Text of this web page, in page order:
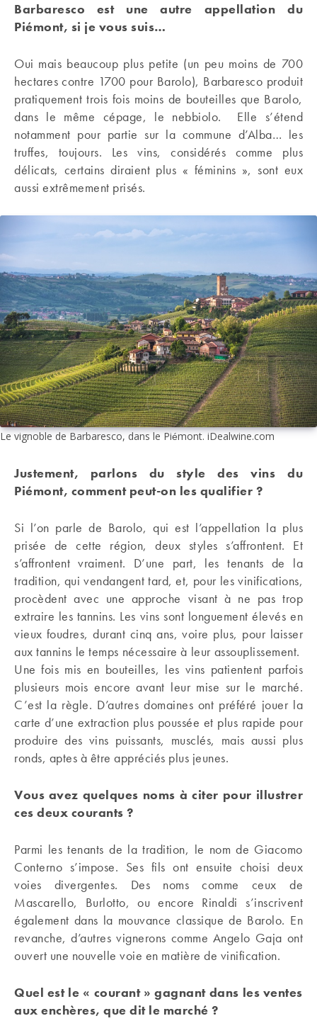
Barbaresco est une autre appellation du
Piémont, si je vous suis…
Oui mais beaucoup plus petite (un peu moins de 700
hectares contre 1700 pour Barolo), Barbaresco produit
pratiquement trois fois moins de bouteilles que Barolo,
dans le même cépage, le nebbiolo. Elle s’étend
notamment pour partie sur la commune d’Alba… les
truffes, toujours. Les vins, considérés comme plus
délicats, certains diraient plus « féminins », sont eux
aussi extrêmement prisés.
Le vignoble de Barbaresco, dans le Piémont. iDealwine.com
Justement, parlons du style des vins du
Piémont, comment peut-on les qualifier ?
Si l’on parle de Barolo, qui est l’appellation la plus
prisée de cette région, deux styles s’affrontent. Et
s’affrontent vraiment. D’une part, les tenants de la
tradition, qui vendangent tard, et, pour les vinifications,
procèdent avec une approche visant à ne pas trop
extraire les tannins. Les vins sont longuement élevés en
vieux foudres, durant cinq ans, voire plus, pour laisser
aux tannins le temps nécessaire à leur assouplissement.
Une fois mis en bouteilles, les vins patientent parfois
plusieurs mois encore avant leur mise sur le marché.
C’est la règle. D’autres domaines ont préféré jouer la
carte d’une extraction plus poussée et plus rapide pour
produire des vins puissants, musclés, mais aussi plus
ronds, aptes à être appréciés plus jeunes.
Vous avez quelques noms à citer pour illustrer
ces deux courants ?
Parmi les tenants de la tradition, le nom de Giacomo
Conterno s’impose. Ses fils ont ensuite choisi deux
voies divergentes. Des noms comme ceux de
Mascarello, Burlotto, ou encore Rinaldi s’inscrivent
également dans la mouvance classique de Barolo. En
revanche, d’autres vignerons comme Angelo Gaja ont
ouvert une nouvelle voie en matière de vinification.
Quel est le « courant » gagnant dans les ventes
aux enchères, que dit le marché ?